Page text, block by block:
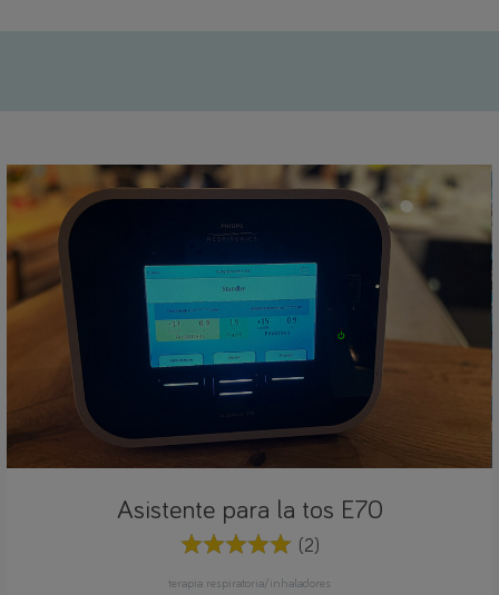
Asistente para la tos E70
(2)
terapia respiratoria/inhaladores